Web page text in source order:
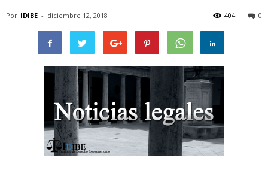
Por IDIBE - diciembre 12, 2018 0
404